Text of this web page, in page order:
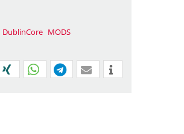
DublinCore MODS